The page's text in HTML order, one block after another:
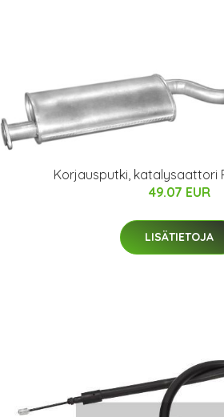
Korjausputki, katalysaattori
49.07 EUR
LISÄTIETOJA